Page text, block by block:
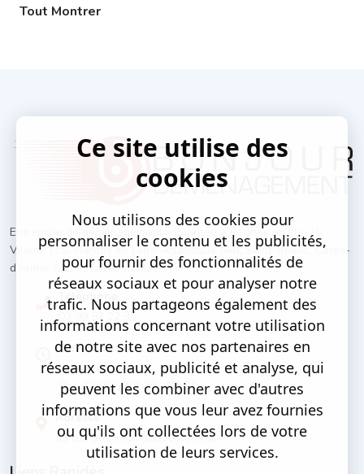
Tout Montrer
Entreprise de déménagement implantée à Rennes en Ille-et-
Vilaine (35), Nantes en Loire-Atlantique (44), Saint-Brieuc, Côtes-
d’Armor (22) et Laval en Mayenne (53)
Téléphone
02 99 57 22 35
Ouverture
Lun - Ven
9h - 12h30 | 13h30 -17h30
Adresse
33 rue de Dinan 35000 Rennes
Ce site utilise des
cookies
Nous utilisons des cookies pour
personnaliser le contenu et les publicités,
pour fournir des fonctionnalités de
réseaux sociaux et pour analyser notre
trafic. Nous partageons également des
informations concernant votre utilisation
de notre site avec nos partenaires en
réseaux sociaux, publicité et analyse, qui
peuvent les combiner avec d'autres
informations que vous leur avez fournies
ou qu'ils ont collectées lors de votre
utilisation de leurs services.